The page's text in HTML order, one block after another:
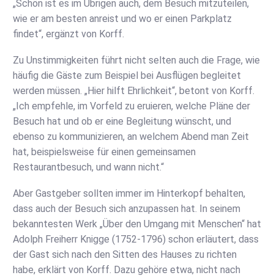
„Schön ist es im Übrigen auch, dem Besuch mitzuteilen,
wie er am besten anreist und wo er einen Parkplatz
findet“, ergänzt von Korff.
Zu Unstimmigkeiten führt nicht selten auch die Frage, wie
häufig die Gäste zum Beispiel bei Ausflügen begleitet
werden müssen. „Hier hilft Ehrlichkeit“, betont von Korff.
„Ich empfehle, im Vorfeld zu eruieren, welche Pläne der
Besuch hat und ob er eine Begleitung wünscht, und
ebenso zu kommunizieren, an welchem Abend man Zeit
hat, beispielsweise für einen gemeinsamen
Restaurantbesuch, und wann nicht.“
Aber Gastgeber sollten immer im Hinterkopf behalten,
dass auch der Besuch sich anzupassen hat. In seinem
bekanntesten Werk „Über den Umgang mit Menschen“ hat
Adolph Freiherr Knigge (1752-1796) schon erläutert, dass
der Gast sich nach den Sitten des Hauses zu richten
habe, erklärt von Korff. Dazu gehöre etwa, nicht nach